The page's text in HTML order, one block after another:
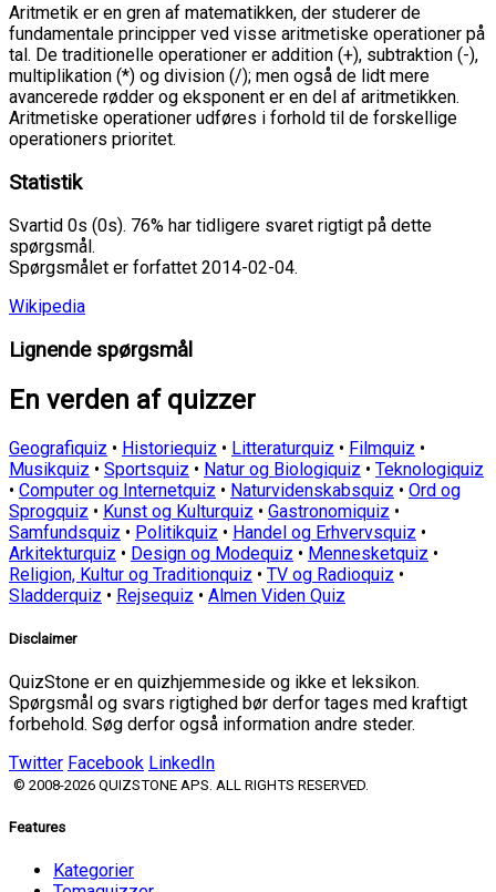
Aritmetik er en gren af matematikken, der studerer de
fundamentale principper ved visse aritmetiske operationer på
tal. De traditionelle operationer er addition (+), subtraktion (-),
multiplikation (*) og division (/); men også de lidt mere
avancerede rødder og eksponent er en del af aritmetikken.
Aritmetiske operationer udføres i forhold til de forskellige
operationers prioritet.
Statistik
Svartid 0s (0s). 76% har tidligere svaret rigtigt på dette
spørgsmål.
Spørgsmålet er forfattet 2014-02-04.
Wikipedia
Lignende spørgsmål
En verden af quizzer
Geografiquiz • Historiequiz • Litteraturquiz • Filmquiz •
Musikquiz • Sportsquiz • Natur og Biologiquiz • Teknologiquiz
• Computer og Internetquiz • Naturvidenskabsquiz • Ord og
Sprogquiz • Kunst og Kulturquiz • Gastronomiquiz •
Samfundsquiz • Politikquiz • Handel og Erhvervsquiz •
Arkitekturquiz • Design og Modequiz • Mennesketquiz •
Religion, Kultur og Traditionquiz • TV og Radioquiz •
Sladderquiz • Rejsequiz • Almen Viden Quiz
Disclaimer
QuizStone er en quizhjemmeside og ikke et leksikon.
Spørgsmål og svars rigtighed bør derfor tages med kraftigt
forbehold. Søg derfor også information andre steder.
Twitter Facebook LinkedIn
© 2008-2026 QUIZSTONE APS. ALL RIGHTS RESERVED.
Features
Kategorier